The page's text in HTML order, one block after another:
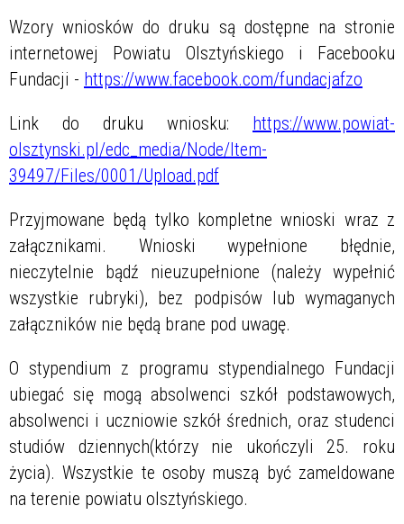
Wzory wniosków do druku są dostępne na stronie
internetowej Powiatu Olsztyńskiego i Facebooku
Fundacji - https://www.facebook.com/fundacjafzo
Link do druku wniosku: https://www.powiat-
olsztynski.pl/edc_media/Node/Item-
39497/Files/0001/Upload.pdf
Przyjmowane będą tylko kompletne wnioski wraz z
załącznikami. Wnioski wypełnione błędnie,
nieczytelnie bądź nieuzupełnione (należy wypełnić
wszystkie rubryki), bez podpisów lub wymaganych
załączników nie będą brane pod uwagę.
O stypendium z programu stypendialnego Fundacji
ubiegać się mogą absolwenci szkół podstawowych,
absolwenci i uczniowie szkół średnich, oraz studenci
studiów dziennych(którzy nie ukończyli 25. roku
życia). Wszystkie te osoby muszą być zameldowane
na terenie powiatu olsztyńskiego.